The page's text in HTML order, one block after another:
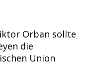
Orban sollte
die
Union